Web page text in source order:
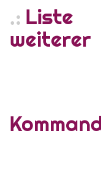
Liste
weiterer